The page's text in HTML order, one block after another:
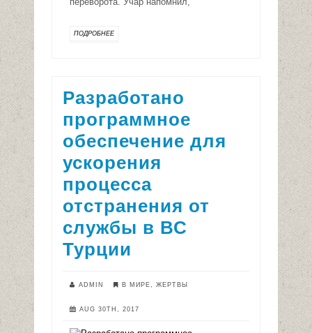
ПОДРОБНЕЕ
Разработано
программное
обеспечение для
ускорения
процесса
отстранения от
службы в ВС
Турции
ADMIN В МИРЕ, ЖЕРТВЫ
AUG 30TH, 2017